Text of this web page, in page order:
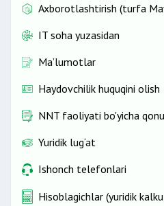
Axborotlashtirish (turfa
IT soha yuzasidan
Ma’lumotlar
Haydovchilik huquqini olish
NNT faoliyati bo'yicha
Yuridik lug‘at
Ishonch telefonlari
Hisoblagichlar (yuridik